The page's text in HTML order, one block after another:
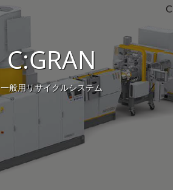
C:GRAN
一般用リサイクルシステム